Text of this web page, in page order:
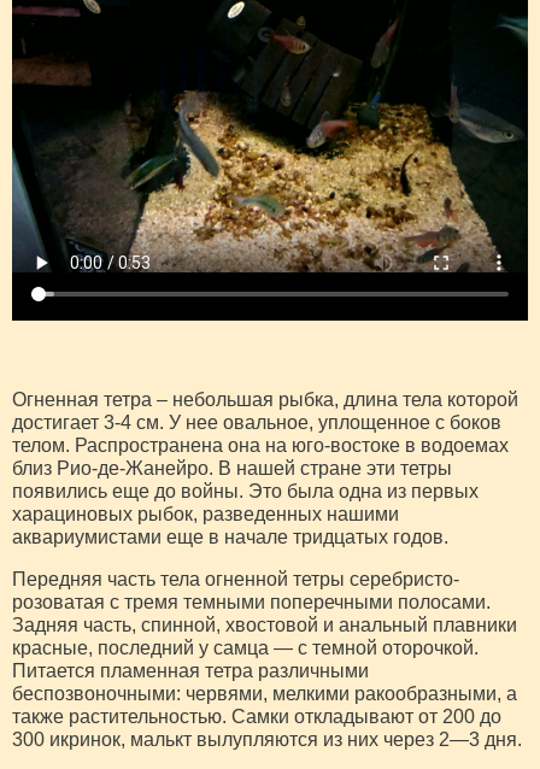
Огненная тетра – небольшая рыбка, длина тела которой
достигает 3-4 см. У нее овальное, уплощенное с боков
телом. Распространена она на юго-востоке в водоемах
близ Рио-де-Жанейро. В нашей стране эти тетры
появились еще до войны. Это была одна из первых
харациновых рыбок, разведенных нашими
аквариумистами еще в начале тридцатых годов.
Передняя часть тела огненной тетры серебристо-
розоватая с тремя темными поперечными полосами.
Задняя часть, спинной, хвостовой и анальный плавники
красные, последний у самца — с темной оторочкой.
Питается пламенная тетра различными
беспозвоночными: червями, мелкими ракообразными, а
также растительностью. Самки откладывают от 200 до
300 икринок, малькт вылупляются из них через 2—3 дня.